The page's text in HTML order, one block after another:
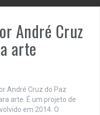
André Cruz
arte
André Cruz do Paz
arte. É um projeto de
em 2014. O